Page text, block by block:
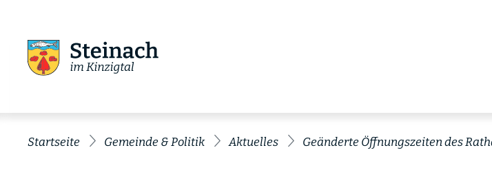
Startseite Gemeinde & Politik Aktuelles Geänderte Öffnungszeiten des